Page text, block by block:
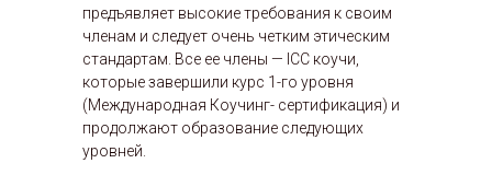
предъявляет высокие требования к своим
членам и следует очень четким этическим
стандартам. Все ее члены — ICC коучи,
которые завершили курс 1-го уровня
(Международная Коучинг- сертификация) и
продолжают образование следующих
уровней.